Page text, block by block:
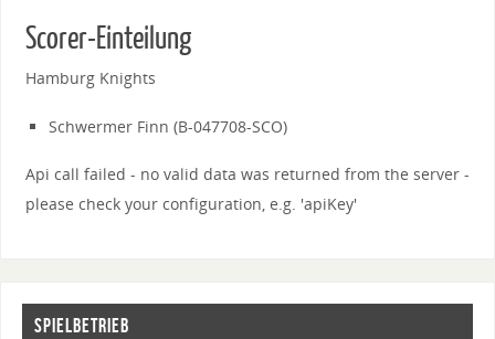
Scorer-Einteilung
Hamburg Knights
Schwermer Finn (B-047708-SCO)
Api call failed - no valid data was returned from the server -
please check your configuration, e.g. 'apiKey'
SPIELBETRIEB